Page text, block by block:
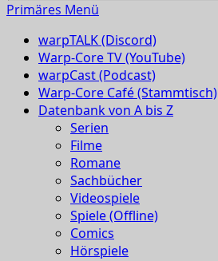
Primäres Menü
warpTALK (Discord)
Warp-Core TV (YouTube)
warpCast (Podcast)
Warp-Core Café (Stammtisch)
Datenbank von A bis Z
Serien
Filme
Romane
Sachbücher
Videospiele
Spiele (Offline)
Comics
Hörspiele